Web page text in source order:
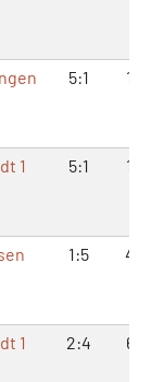
5:1
1 5:1
1:5
1 2:4